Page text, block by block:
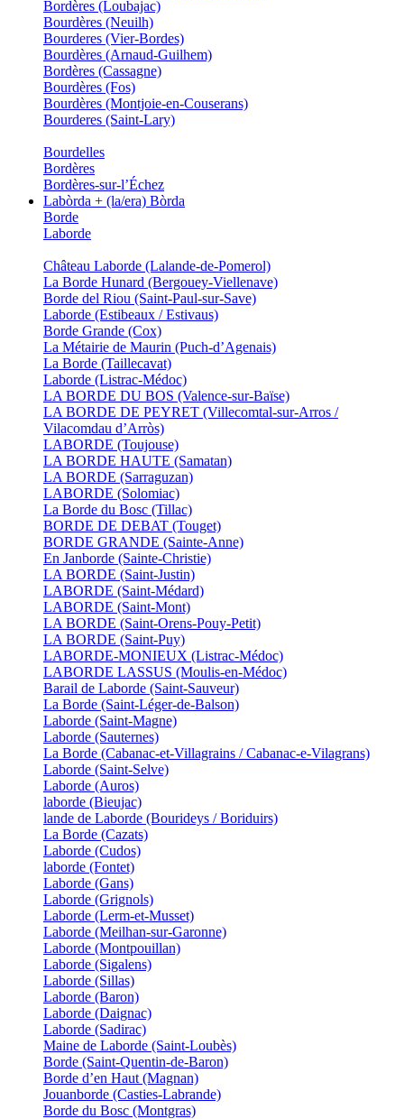
Bordères (Loubajac)
Bourdères (Neuilh)
Bourderes (Vier-Bordes)
Bourdères (Arnaud-Guilhem)
Bordères (Cassagne)
Bourdères (Fos)
Bourdères (Montjoie-en-Couserans)
Bourderes (Saint-Lary)
Bourdelles
Bordères
Bordères-sur-l’Échez
Labòrda + (la/era) Bòrda
Borde
Laborde
Château Laborde (Lalande-de-Pomerol)
La Borde Hunard (Bergouey-Viellenave)
Borde del Riou (Saint-Paul-sur-Save)
Laborde (Estibeaux / Estivaus)
Borde Grande (Cox)
La Métairie de Maurin (Puch-d’Agenais)
La Borde (Taillecavat)
Laborde (Listrac-Médoc)
LA BORDE DU BOS (Valence-sur-Baïse)
LA BORDE DE PEYRET (Villecomtal-sur-Arros /
Vilacomdau d’Arròs)
LABORDE (Toujouse)
LA BORDE HAUTE (Samatan)
LA BORDE (Sarraguzan)
LABORDE (Solomiac)
La Borde du Bosc (Tillac)
BORDE DE DEBAT (Touget)
BORDE GRANDE (Sainte-Anne)
En Janborde (Sainte-Christie)
LA BORDE (Saint-Justin)
LABORDE (Saint-Médard)
LABORDE (Saint-Mont)
LA BORDE (Saint-Orens-Pouy-Petit)
LA BORDE (Saint-Puy)
LABORDE-MONIEUX (Listrac-Médoc)
LABORDE LASSUS (Moulis-en-Médoc)
Barail de Laborde (Saint-Sauveur)
La Borde (Saint-Léger-de-Balson)
Laborde (Saint-Magne)
Laborde (Sauternes)
La Borde (Cabanac-et-Villagrains / Cabanac-e-Vilagrans)
Laborde (Saint-Selve)
Laborde (Auros)
laborde (Bieujac)
lande de Laborde (Bourideys / Boriduirs)
La Borde (Cazats)
Laborde (Cudos)
laborde (Fontet)
Laborde (Gans)
Laborde (Grignols)
Laborde (Lerm-et-Musset)
Laborde (Meilhan-sur-Garonne)
Laborde (Montpouillan)
Laborde (Sigalens)
Laborde (Sillas)
Laborde (Baron)
Laborde (Daignac)
Laborde (Sadirac)
Maine de Laborde (Saint-Loubès)
Borde (Saint-Quentin-de-Baron)
Borde d’en Haut (Magnan)
Jouanborde (Casties-Labrande)
Borde du Bosc (Montgras)